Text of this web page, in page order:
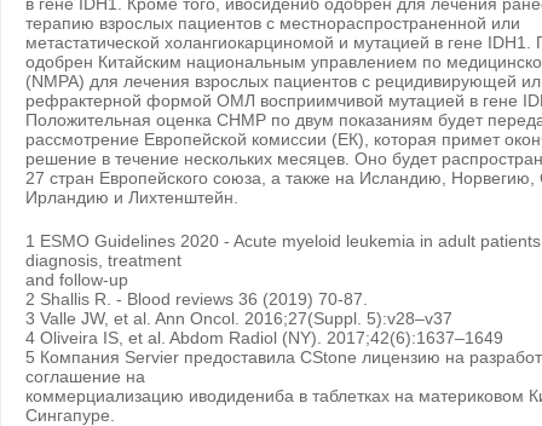
терапию взрослых пациентов с местнораспространенной или
метастатической холангиокарциномой и мутацией в гене IDH1.
одобрен Китайским национальным управлением по
(NMPA) для лечения взрослых пациентов с рецидивирующей
рефрактерной формой ОМЛ восприимчивой мутацией в гене
Положительная оценка CHMP по двум показаниям будет
рассмотрение Европейской комиссии (ЕК), которая примет
решение в течение нескольких месяцев. Оно будет
27 стран Европейского союза, а также на Исландию,
Ирландию и Лихтенштейн.
1 ESMO Guidelines 2020 - Acute myeloid leukemia in adult
diagnosis, treatment
and follow-up
2 Shallis R. - Blood reviews 36 (2019) 70-87.
3 Valle JW, et al. Ann Oncol. 2016;27(Suppl. 5):v28–v37
4 Oliveira IS, et al. Abdom Radiol (NY). 2017;42(6):1637–1649
5 Компания Servier предоставила CStone лицензию на
соглашение на
коммерциализацию иводидениба в таблетках на материковом
Сингапуре.